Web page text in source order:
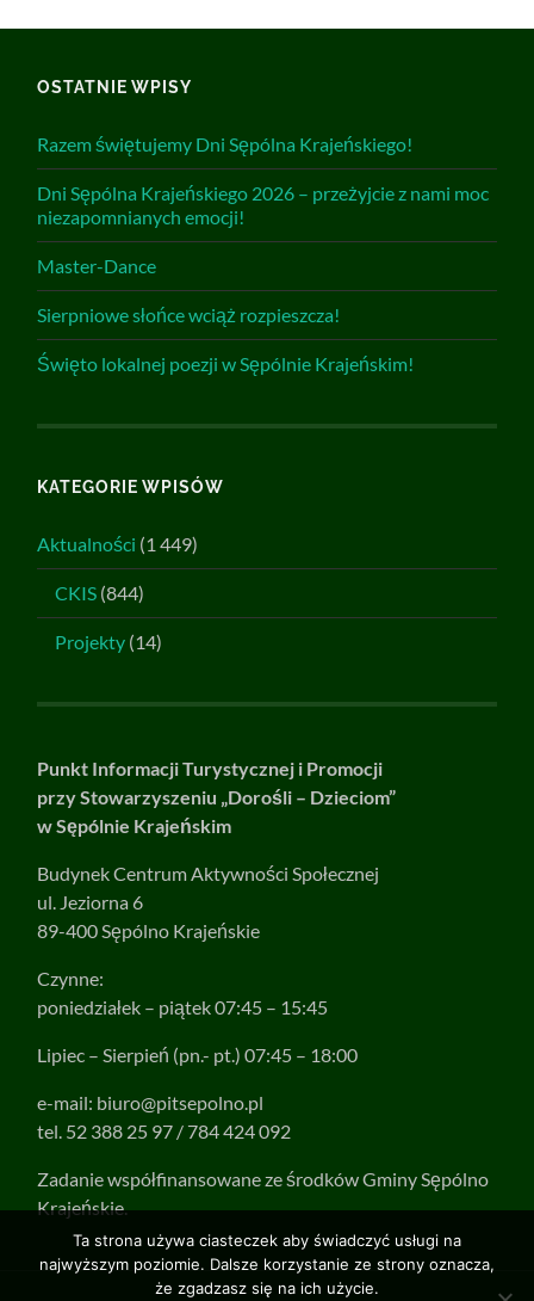
OSTATNIE WPISY
Razem świętujemy Dni Sępólna Krajeńskiego!
Dni Sępólna Krajeńskiego 2026 – przeżyjcie z nami moc
niezapomnianych emocji!
Master-Dance
Sierpniowe słońce wciąż rozpieszcza!
Święto lokalnej poezji w Sępólnie Krajeńskim!
KATEGORIE WPISÓW
Aktualności (1 449)
CKIS (844)
Projekty (14)
Punkt Informacji Turystycznej i Promocji
przy Stowarzyszeniu „Dorośli – Dzieciom”
w Sępólnie Krajeńskim
Budynek Centrum Aktywności Społecznej
ul. Jeziorna 6
89-400 Sępólno Krajeńskie
Czynne:
poniedziałek – piątek 07:45 – 15:45
Lipiec – Sierpień (pn.- pt.) 07:45 – 18:00
e-mail: biuro@pitsepolno.pl
tel. 52 388 25 97 / 784 424 092
Zadanie współfinansowane ze środków Gminy Sępólno
Krajeńskie.
Ta strona używa ciasteczek aby świadczyć usługi na
najwyższym poziomie. Dalsze korzystanie ze strony oznacza,
że zgadzasz się na ich użycie.